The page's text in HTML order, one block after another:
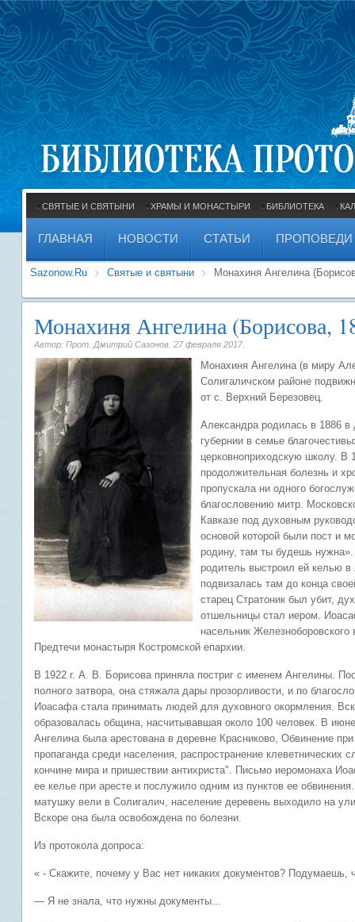
СВЯТЫЕ И СВЯТЫНИ ХРАМЫ И МОНАСТЫРИ БИБЛИОТЕКА
ГЛАВНАЯ НОВОСТИ СТАТЬИ ПРОПОВЕДИ
Sazonow.Ru Святые и святыни Монахиня Ангелина
Монахиня Ангелина (Борисова,
Автор: Прот. Дмитрий Сазонов. 27 февраля 2017.
Монахиня Ангелина (в миру
Солигаличском районе
от с. Верхний Березовец.
Александра родилась в 1886 в
губернии в семье
церковноприходскую школу. В
продолжительная болезнь и
пропускала ни одного
благословению митр.
Кавказе под духовным
основой которой были пост и
родину, там ты будешь
родитель выстроил ей келью в
подвизалась там до конца
старец Стратоник был убит,
отшельницы стал иером.
насельник
Предтечи монастыря Костромской епархии.
В 1922 г. А. В. Борисова приняла постриг с именем Ангелины.
полного затвора, она стяжала дары прозорливости, и по
Иоасафа стала принимать людей для духовного окормления.
образовалась община, насчитывавшая около 100 человек. В
Ангелина была арестована в деревне Красниково, Обвинение при
пропаганда среди населения, распространение клеветнических
кончине мира и пришествии антихриста". Письмо иеромонаха
ее келье при аресте и послужило одним из пунктов ее
матушку вели в Солигалич, население деревень выходило на
Вскоре она была освобождена по болезни.
Из протокола допроса:
« - Скажите, почему у Вас нет никаких документов? Подумаешь,
— Я не знала, что нужны документы...